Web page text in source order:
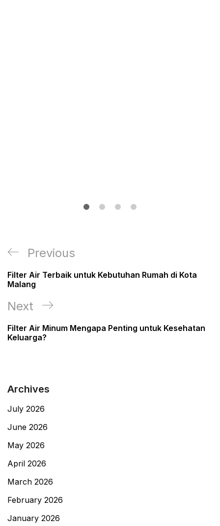
Post
Previous
Post
Previous
Filter Air Terbaik untuk Kebutuhan Rumah di Kota
Malang
Next
Post
Next
Filter Air Minum Mengapa Penting untuk Kesehatan
Keluarga?
Archives
July 2026
June 2026
May 2026
April 2026
March 2026
February 2026
January 2026